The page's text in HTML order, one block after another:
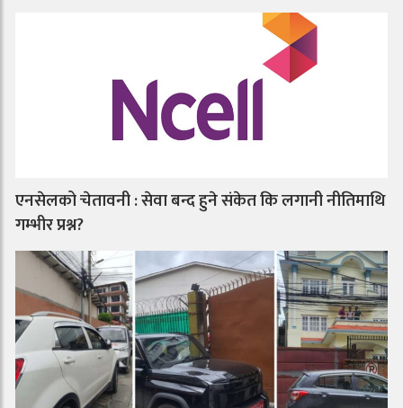
एनसेलको चेतावनी : सेवा बन्द हुने संकेत कि लगानी नीतिमाथि
गम्भीर प्रश्न?